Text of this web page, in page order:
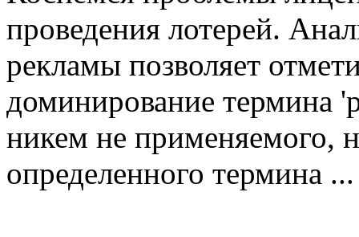
проведения лотерей.
рекламы позволяет
доминирование термина
никем не применяемого,
определенного термина ...